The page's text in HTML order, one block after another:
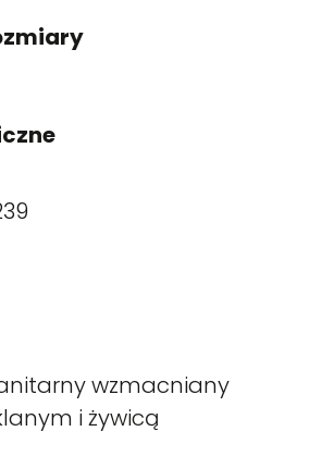
wzmacniany
i żywicą